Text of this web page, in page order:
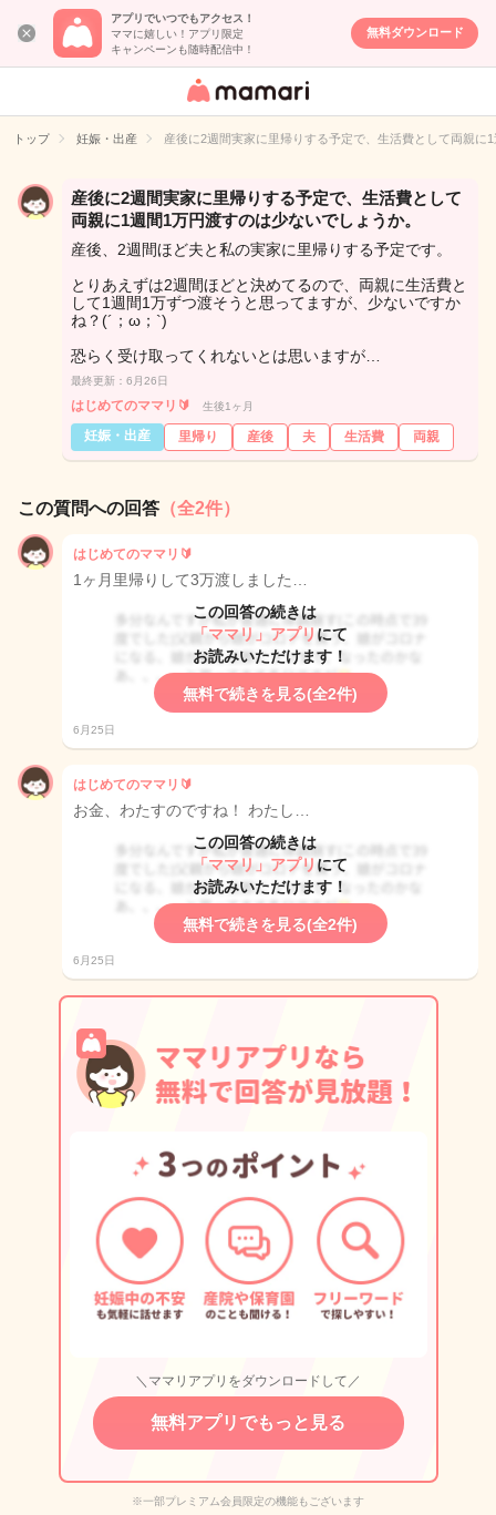
アプリでいつでもアクセス！
ママに嬉しい！アプリ限定
キャンペーンも随時配信中！
無料ダウンロード
女性専用匿名QA
イト
トップ 妊娠・出産 産後に2週間実家に里帰りする予定で、生活費として両親に
産後に2週間実家に里帰りする予定で、生活費として
両親に1週間1万円渡すのは少ないでしょうか。
産後、2週間ほど夫と私の実家に里帰りする予定です。
とりあえずは2週間ほどと決めてるので、両親に生活費と
して1週間1万ずつ渡そうと思ってますが、少ないですか
ね？(´；ω；`)
恐らく受け取ってくれないとは思いますが…
最終更新：6月26日
はじめてのママリ🔰 生後1ヶ月
妊娠・出産 里帰り 産後 夫 生活費 両親
この質問への回答 （全2件）
はじめてのママリ🔰
1ヶ月里帰りして3万渡しました…
この回答の続きは
「ママリ」アプリ にて
お読みいただけます！
無料で続きを見る(全2件)
6月25日
はじめてのママリ🔰
お金、わたすのですね！ わたし…
この回答の続きは
「ママリ」アプリ にて
お読みいただけます！
無料で続きを見る(全2件)
6月25日
＼ママリアプリをダウンロードして／
無料アプリでもっと見る
※一部プレミアム会員限定の機能もございます